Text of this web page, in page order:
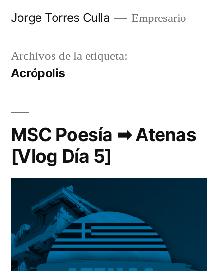
Jorge Torres Culla Empresario
Archivos de la etiqueta:
Acrópolis
MSC Poesía ➡ Atenas
[Vlog Día 5]